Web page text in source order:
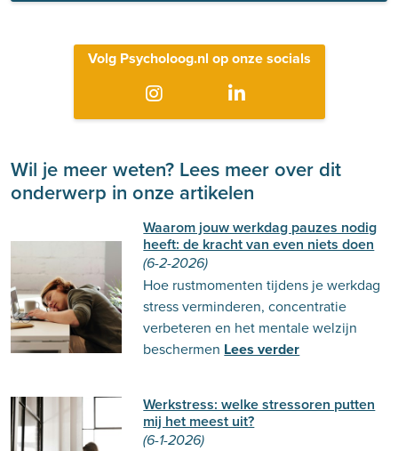
Volg Psycholoog.nl op onze socials
Wil je meer weten? Lees meer over dit
onderwerp in onze artikelen
Waarom jouw werkdag pauzes nodig
heeft: de kracht van even niets doen
(6-2-2026)
Hoe rustmomenten tijdens je werkdag
stress verminderen, concentratie
verbeteren en het mentale welzijn
beschermen Lees verder
Werkstress: welke stressoren putten
mij het meest uit?
(6-1-2026)